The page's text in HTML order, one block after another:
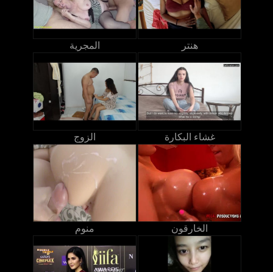
المجرية هنتر
الزوج غشاء البكارة
منوم الخارقون